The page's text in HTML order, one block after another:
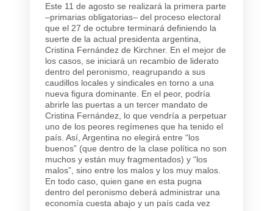
Este 11 de agosto se realizará la primera parte
–primarias obligatorias– del proceso electoral
que el 27 de octubre terminará definiendo la
suerte de la actual presidenta argentina,
Cristina Fernández de Kirchner. En el mejor de
los casos, se iniciará un recambio de liderato
dentro del peronismo, reagrupando a sus
caudillos locales y sindicales en torno a una
nueva figura dominante. En el peor, podría
abrirle las puertas a un tercer mandato de
Cristina Fernández, lo que vendría a perpetuar
uno de los peores regímenes que ha tenido el
país. Así, Argentina no elegirá entre “los
buenos” (que dentro de la clase política no son
muchos y están muy fragmentados) y “los
malos”, sino entre los malos y los muy malos.
En todo caso, quien gane en esta pugna
dentro del peronismo deberá administrar una
economía cuesta abajo y un país cada vez